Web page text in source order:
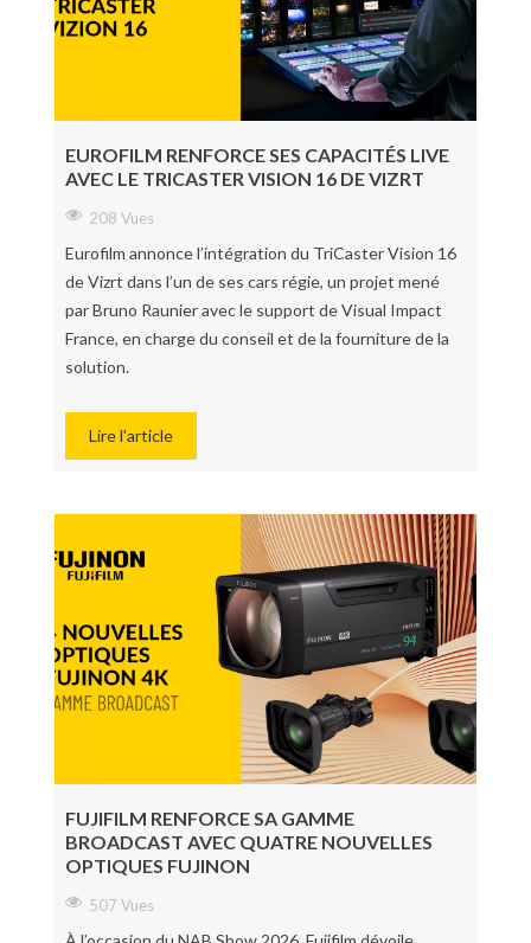
EUROFILM RENFORCE SES CAPACITÉS LIVE
AVEC LE TRICASTER VISION 16 DE VIZRT
208 Vues
Eurofilm annonce l’intégration du TriCaster Vision 16
de Vizrt dans l’un de ses cars régie, un projet mené
par Bruno Raunier avec le support de Visual Impact
France, en charge du conseil et de la fourniture de la
solution.
Lire l'article
FUJIFILM RENFORCE SA GAMME
BROADCAST AVEC QUATRE NOUVELLES
OPTIQUES FUJINON
507 Vues